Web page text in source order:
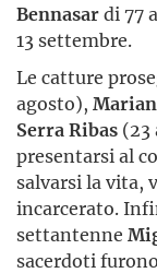
Bennasardi 77
13 settembre.
Le catture
agosto),
Serra Ribas (23
presentarsi al
salvarsi la vita,
incarcerato.
settantenne
sacerdoti